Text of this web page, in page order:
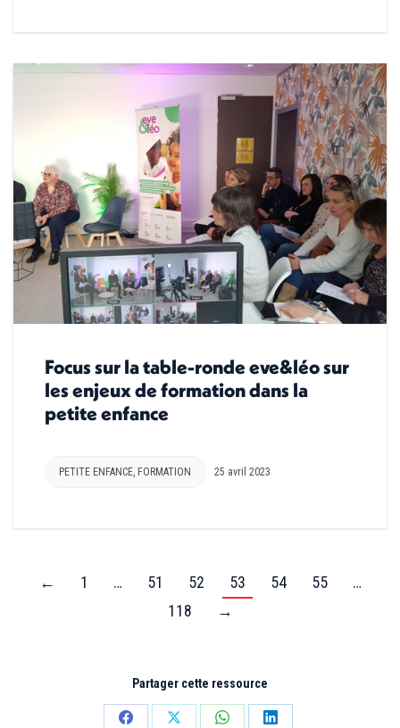
Focus sur la table-ronde eve&léo sur
les enjeux de formation dans la
petite enfance
PETITE ENFANCE, FORMATION 25 avril 2023
← 1 … 51 52 53 54 55
…
118
→
Partager cette ressource